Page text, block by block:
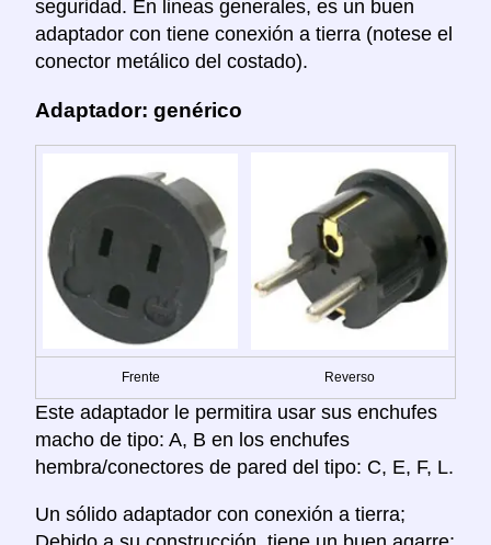
seguridad. En lineas generales, es un buen
adaptador con tiene conexión a tierra (notese el
conector metálico del costado).
Adaptador: genérico
Frente Reverso
Este adaptador le permitira usar sus enchufes
macho de tipo: A, B en los enchufes
hembra/conectores de pared del tipo: C, E, F, L.
Un sólido adaptador con conexión a tierra;